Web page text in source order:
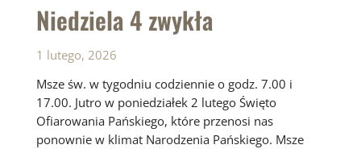
Niedziela 4 zwykła
1 lutego, 2026
Msze św. w tygodniu codziennie o godz. 7.00 i
17.00. Jutro w poniedziałek 2 lutego Święto
Ofiarowania Pańskiego, które przenosi nas
ponownie w klimat Narodzenia Pańskiego. Msze